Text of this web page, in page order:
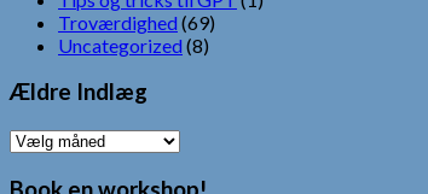
Troværdighed (69)
Uncategorized (8)
Ældre Indlæg
Ældre